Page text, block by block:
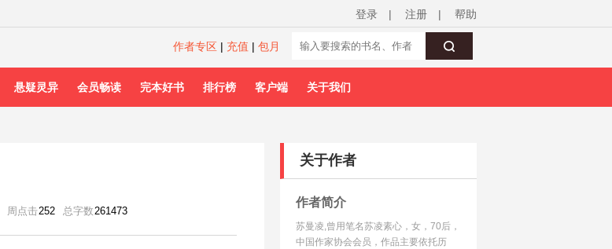
登录 | 注册 | 帮助
作者专区 | 充值 | 包月
悬疑灵异 会员畅读 完本好书 排行榜 客户端 关于我们
周点击252 总字数261473
关于作者
作者简介
苏曼凌,曾用笔名苏凌素心，女，70后，
中国作家协会会员，作品主要依托历